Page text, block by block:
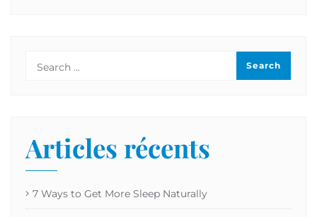
Articles récents
7 Ways to Get More Sleep Naturally